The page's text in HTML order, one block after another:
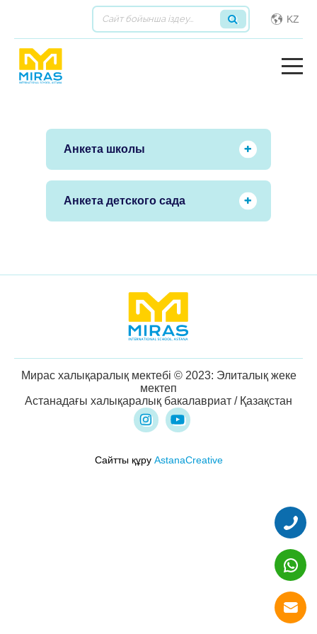
KZ
Анкета школы
Анкета детского сада
Мирас халықаралық мектебі © 2023: Элиталық жеке
мектеп
Астанадағы халықаралық бакалавриат / Қазақстан
Сайтты құруAstanaCreative